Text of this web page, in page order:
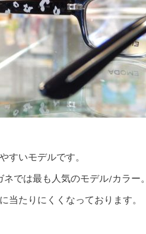
すいモデルです。
では最も人気のモデル/カラー。
当たりにくくなっております。